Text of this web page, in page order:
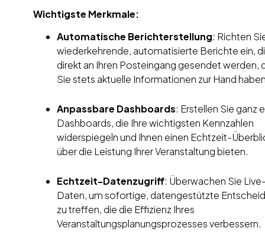
Wichtigste Merkmale:
Automatische Berichterstellung: Richten
wiederkehrende, automatisierte Berichte ein,
direkt an Ihren Posteingang gesendet werden,
Sie stets aktuelle Informationen zur Hand
Anpassbare Dashboards: Erstellen Sie ganz
Dashboards, die Ihre wichtigsten Kennzahlen
widerspiegeln und Ihnen einen Echtzeit-
über die Leistung Ihrer Veranstaltung bieten.
Echtzeit-Datenzugriff: Überwachen Sie
Daten, um sofortige, datengestützte
zu treffen, die die Effizienz Ihres
Veranstaltungsplanungsprozesses verbessern.